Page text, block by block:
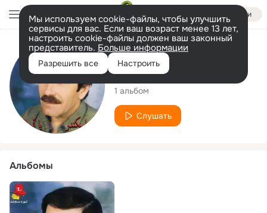
Войти
Мы используем cookie-файлы, чтобы улучшить
сервисы для вас. Если ваш возраст менее 13 лет,
настроить cookie-файлы должен ваш законный
представитель. Больше информации
Разрешить все Настроить
Исполнитель
Nashed Skandar
1 альбом
Слушать
Альбомы